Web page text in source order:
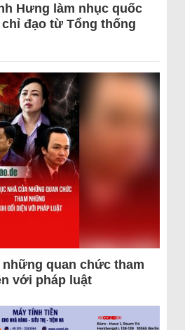
Hưng làm nhục quốc
đạo từ Tổng thống
quan chức tham
với pháp luật